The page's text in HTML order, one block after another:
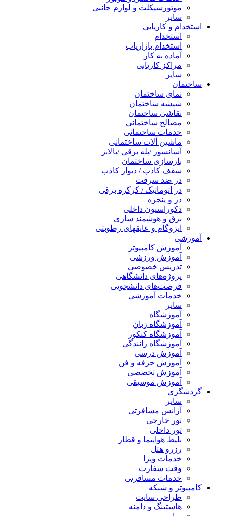
موتورسیکلت و لوازم جانبی
سایر
استخدام و کاریابی
استخدام
استخدام بازاریاب
آماده به کار
مراکز کاریابی
سایر
ساختمان
نمای ساختمان
شیشه ساختمان
نقاشی ساختمان
مصالح ساختمانی
خدمات ساختمانی
ماشین آلات ساختمانی
آسانسور /پله برقی /بالابر
بازسازی ساختمان
سقف کاذب / دیوار کاذب
در ضد سرقت
در اتوماتیک / کرکره برقی
در و پنجره
دکوراسیون داخلی
برق و هوشمند سازی
ایزوگام و عایقهای رطوبتی
آموزشی
آموزش کامپیوتر
آموزش ورزشی
تدریس خصوصی
پروژه‌های دانشگاهی
فرصت‌های دانشجویی
خدمات آموزشی
سایر
آموزشگاه
آموزشگاه زبان
آموزشگاه کنکور
آموزشگاه رانندگی
آموزش درسی
آموزش حرفه و فن
آموزش تخصصی
آموزش موسیقی
گردشگری
سایر
آژانس مسافرتی
تور خارجی
تور داخلی
بلیط هواپیما و قطار
رزرو هتل
خدمات ویزا
وقت سفارت
خدمات مسافرتی
کامپیوتر و شبکه
طراحی سایت
هاستینگ و دامنه